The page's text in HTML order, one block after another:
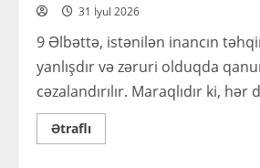
31 İyul 2026
9 Əlbəttə, istənilən inancın
yanlışdır və zəruri olduqda
cəzalandırılır. Maraqlıdır ki, hər
ƏtraflıRead
more